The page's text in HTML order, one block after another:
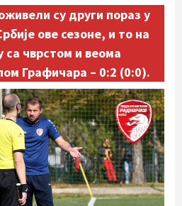
су други пораз у
ове сезоне, и то на
са чврстом и веома
Графичара – 0:2 (0:0).